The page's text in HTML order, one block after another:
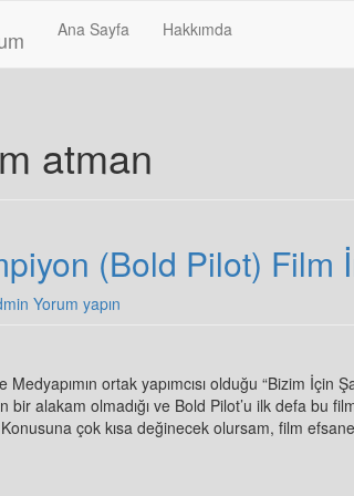
Ana Sayfa Hakkımda
atman
(Bold Pilot) Film
Yorum yapın
ortak yapımcısı olduğu “Bizim İçin
bir alakam olmadığı ve Bold Pilot’u ilk defa bu
çok kısa değinecek olursam, film